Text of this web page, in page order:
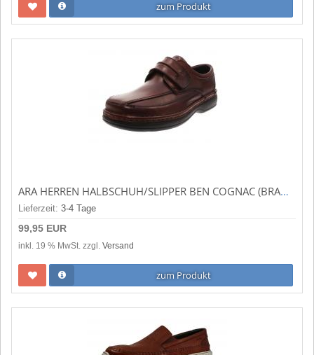
zum Produkt
ARA HERREN HALBSCHUH/SLIPPER BEN COGNAC (BRAUN) 11-17101-07
Lieferzeit: 3-4 Tage
99,95 EUR
inkl. 19 % MwSt. zzgl. Versand
zum Produkt